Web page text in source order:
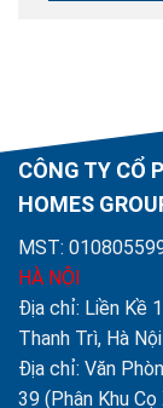
CÔNG TY CỔ
HOMES
MST:
HÀ NỘI
Địa chỉ: Liền Kề
Thanh Trì, Hà Nội
Địa chỉ: Văn
39 (Phân Khu